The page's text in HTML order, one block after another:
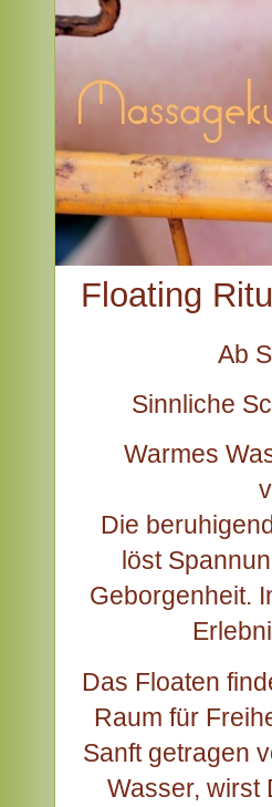
Floating
Ab
Sinnliche
Warmes
Die
löst
Geborgenheit.
Das Floaten
Raum für
Sanft getragen
Wasser, wirst